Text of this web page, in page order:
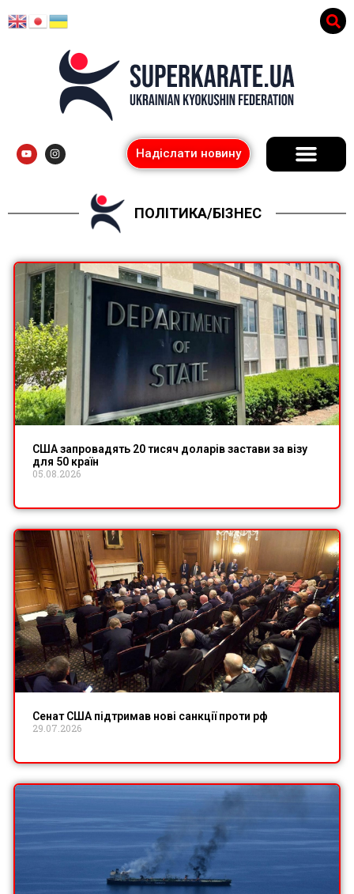
Надіслати новину
ПОЛІТИКА/БІЗНЕС
США запровадять 20 тисяч доларів застави за візу
для 50 країн
05.08.2026
Сенат США підтримав нові санкції проти рф
29.07.2026